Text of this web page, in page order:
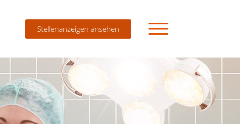
Stellenanzeigen ansehen